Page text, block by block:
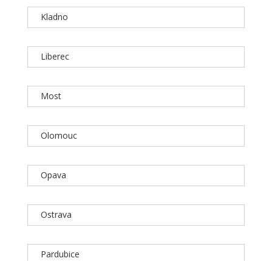
Kladno
Liberec
Most
Olomouc
Opava
Ostrava
Pardubice